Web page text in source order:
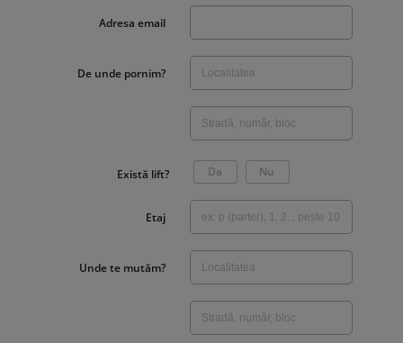
Adresa email
De unde pornim?
Există lift? Da Nu
Etaj
Unde te mutăm?